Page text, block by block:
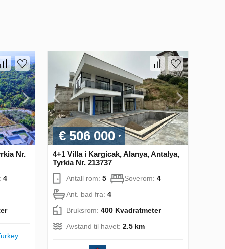
Nr.
4
€ 506 000
4+1 Villa i Kargicak, Alanya, Antalya,
Tyrkia Nr. 213737
Antall rom: 5 Soverom: 4
Ant. bad fra: 4
Bruksrom: 400 Kvadratmeter
Avstand til havet: 2.5 km